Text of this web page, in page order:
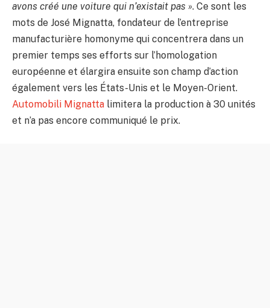
avons créé une voiture qui n’existait pas ». Ce sont les
mots de José Mignatta, fondateur de l’entreprise
manufacturière homonyme qui concentrera dans un
premier temps ses efforts sur l’homologation
européenne et élargira ensuite son champ d’action
également vers les États-Unis et le Moyen-Orient.
Automobili Mignatta limitera la production à 30 unités
et n’a pas encore communiqué le prix.